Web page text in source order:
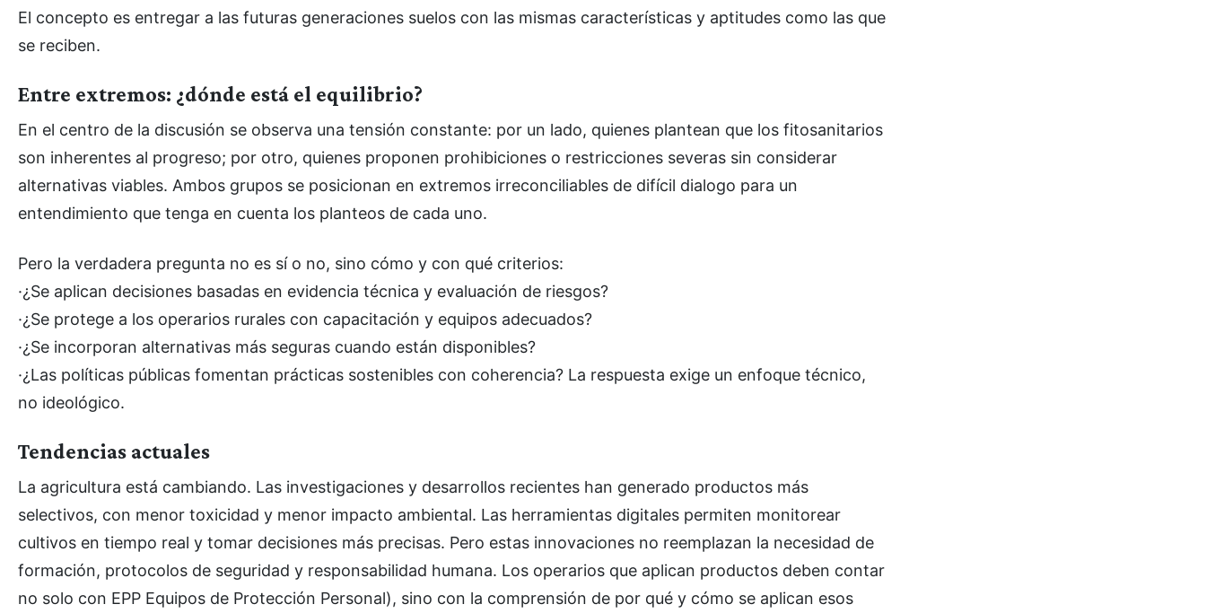
El concepto es entregar a las futuras generaciones suelos con las mismas características y aptitudes como las que
se reciben.
Entre extremos: ¿dónde está el equilibrio?
En el centro de la discusión se observa una tensión constante: por un lado, quienes plantean que los fitosanitarios
son inherentes al progreso; por otro, quienes proponen prohibiciones o restricciones severas sin considerar
alternativas viables. Ambos grupos se posicionan en extremos irreconciliables de difícil dialogo para un
entendimiento que tenga en cuenta los planteos de cada uno.
Pero la verdadera pregunta no es sí o no, sino cómo y con qué criterios:
·¿Se aplican decisiones basadas en evidencia técnica y evaluación de riesgos?
·¿Se protege a los operarios rurales con capacitación y equipos adecuados?
·¿Se incorporan alternativas más seguras cuando están disponibles?
·¿Las políticas públicas fomentan prácticas sostenibles con coherencia? La respuesta exige un enfoque técnico,
no ideológico.
Tendencias actuales
La agricultura está cambiando. Las investigaciones y desarrollos recientes han generado productos más
selectivos, con menor toxicidad y menor impacto ambiental. Las herramientas digitales permiten monitorear
cultivos en tiempo real y tomar decisiones más precisas. Pero estas innovaciones no reemplazan la necesidad de
formación, protocolos de seguridad y responsabilidad humana. Los operarios que aplican productos deben contar
no solo con EPP Equipos de Protección Personal), sino con la comprensión de por qué y cómo se aplican esos